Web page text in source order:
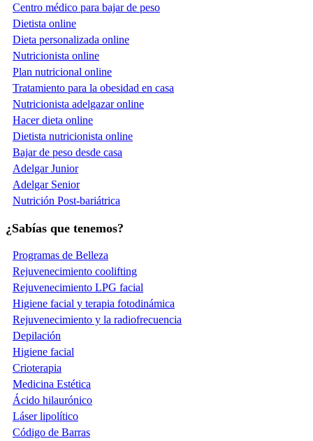
Centro médico para bajar de peso
Dietista online
Dieta personalizada online
Nutricionista online
Plan nutricional online
Tratamiento para la obesidad en casa
Nutricionista adelgazar online
Hacer dieta online
Dietista nutricionista online
Bajar de peso desde casa
Adelgar Junior
Adelgar Senior
Nutrición Post-bariátrica
¿Sabías que tenemos?
Programas de Belleza
Rejuvenecimiento coolifting
Rejuvenecimiento LPG facial
Higiene facial y terapia fotodinámica
Rejuvenecimiento y la radiofrecuencia
Depilación
Higiene facial
Crioterapia
Medicina Estética
Ácido hilaurónico
Láser lipolítico
Código de Barras